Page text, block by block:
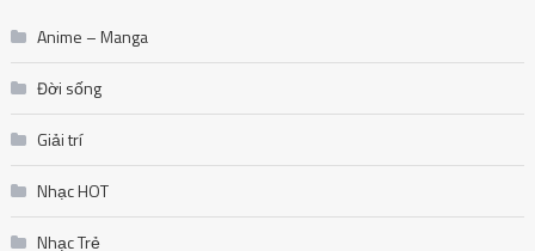
Anime – Manga
Đời sống
Giải trí
Nhạc HOT
Nhạc Trẻ